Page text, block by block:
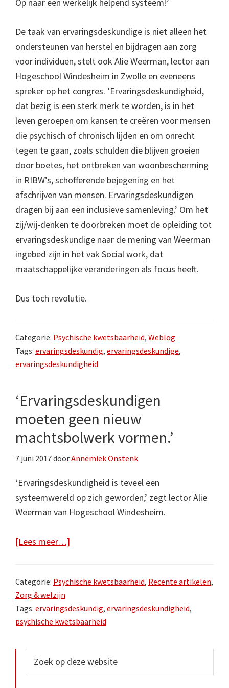
De taak van ervaringsdeskundige is niet alleen het
ondersteunen van herstel en bijdragen aan zorg
voor individuen, stelt ook Alie Weerman, lector aan
Hogeschool Windesheim in Zwolle en eveneens
spreker op het congres. ‘Ervaringsdeskundigheid,
dat bezig is een sterk merk te worden, is in het
leven geroepen om kansen te creëren voor mensen
die psychisch of chronisch lijden en om onrecht
tegen te gaan, zoals schulden die blijven groeien
door boetes, het ontbreken van woonbescherming
in RIBW’s, schofferende bejegening en het
afschrijven van mensen. Ervaringsdeskundigen
dragen bij aan een inclusieve samenleving.’ Om het
zij/wij-denken te doorbreken moet de opleiding tot
ervaringsdeskundige naar de mening van Weerman
ingebed zijn in het vak Social work, dat
maatschappelijke veranderingen als focus heeft.
Dus toch revolutie.
Categorie: Psychische kwetsbaarheid, Weblog
Tags: ervaringsdeskundig, ervaringsdeskundige,
ervaringsdeskundigheid
‘Ervaringsdeskundigen
moeten geen nieuw
machtsbolwerk vormen.’
7 juni 2017doorAnnemiek Onstenk
‘Ervaringsdeskundigheid is teveel een
systeemwereld op zich geworden,’ zegt lector Alie
Weerman van Hogeschool Windesheim.
[Lees meer…]
nieuw
vormen.’
Categorie: Psychische kwetsbaarheid, Recente artikelen,
Zorg & welzijn
Tags: ervaringsdeskundig, ervaringsdeskundigheid,
psychische kwetsbaarheid
Primaire
Sidebar
op